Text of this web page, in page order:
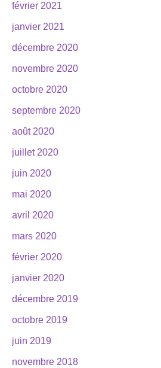
février 2021
janvier 2021
décembre 2020
novembre 2020
octobre 2020
septembre 2020
août 2020
juillet 2020
juin 2020
mai 2020
avril 2020
mars 2020
février 2020
janvier 2020
décembre 2019
octobre 2019
juin 2019
novembre 2018